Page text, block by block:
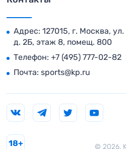
Адрес: 127015, г. Москва,
д. 2Б, этаж 8, помещ. 800
Телефон: +7 (495) 777-02-82
Почта: sports@kp.ru
© 2026.
18+